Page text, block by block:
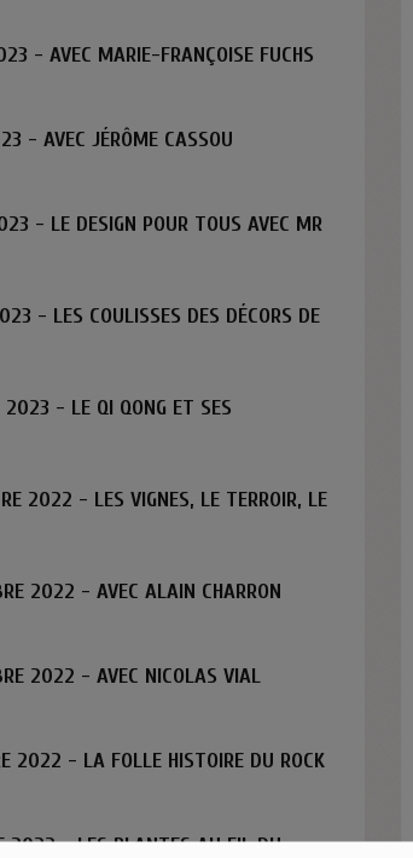
- AVEC MARIE-FRANÇOISE FUCHS
- AVEC JÉRÔME CASSOU
- LE DESIGN POUR TOUS AVEC MR
- LES COULISSES DES DÉCORS DE
- LE QI QONG ET SES
2022 - LES VIGNES, LE TERROIR, LE
2022 - AVEC ALAIN CHARRON
2022 - AVEC NICOLAS VIAL
2022 - LA FOLLE HISTOIRE DU ROCK
2022 - LES PLANTES AU FIL DU